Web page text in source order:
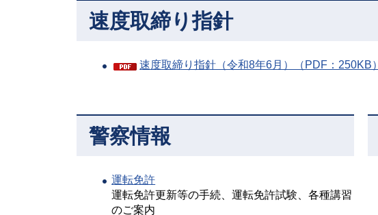
速度取締り指針
速度取締り指針（令和8年6月）（PDF：250KB）
警察情報
運転免許
運転免許更新等の手続、運転免許試験、各種講習
のご案内